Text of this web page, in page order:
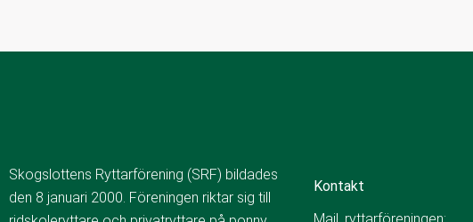
Skogslottens Ryttarförening (SRF) bildades
den 8 januari 2000. Föreningen riktar sig till
Kontakt
Mail, ryttarföreningen: